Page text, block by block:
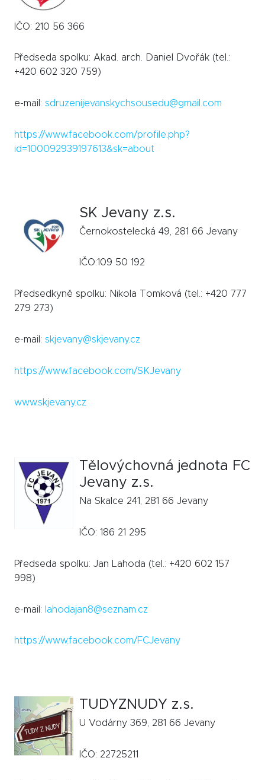
IČO: 210 56 366
Předseda spolku: Akad. arch. Daniel Dvořák (tel.:
+420 602 320 759)
e-mail: sdruzenijevanskychsousedu@gmail.com
https://www.facebook.com/profile.php?
id=100092939197613&sk=about
SK Jevany z.s.
Černokostelecká 49, 281 66 Jevany
IČO:109 50 192
Předsedkyně spolku: Nikola Tomková (tel.: +420 777
279 273)
e-mail: skjevany@skjevany.cz
https://www.facebook.com/SKJevany
www.skjevany.cz
Tělovýchovná jednota FC
Jevany z.s.
Na Skalce 241, 281 66 Jevany
IČO: 186 21 295
Předseda spolku: Jan Lahoda (tel.: +420 602 157
998)
e-mail: lahodajan8@seznam.cz
https://www.facebook.com/FCJevany
TUDYZNUDY z.s.
U Vodárny 369, 281 66 Jevany
IČO: 22725211